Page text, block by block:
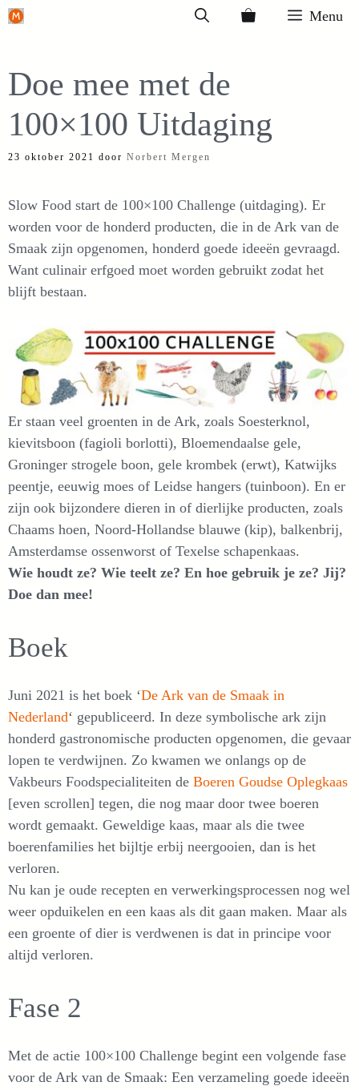
Ga
inhoud
Menu
Doe mee met de
100×100 Uitdaging
23 oktober 2021 door Norbert Mergen
Slow Food start de 100×100 Challenge (uitdaging). Er
worden voor de honderd producten, die in de Ark van de
Smaak zijn opgenomen, honderd goede ideeën gevraagd.
Want culinair erfgoed moet worden gebruikt zodat het
blijft bestaan.
Er staan veel groenten in de Ark, zoals Soesterknol,
kievitsboon (fagioli borlotti), Bloemendaalse gele,
Groninger strogele boon, gele krombek (erwt), Katwijks
peentje, eeuwig moes of Leidse hangers (tuinboon). En er
zijn ook bijzondere dieren in of dierlijke producten, zoals
Chaams hoen, Noord-Hollandse blauwe (kip), balkenbrij,
Amsterdamse ossenworst of Texelse schapenkaas.
Wie houdt ze? Wie teelt ze? En hoe gebruik je ze? Jij?
Doe dan mee!
Boek
Juni 2021 is het boek ‘De Ark van de Smaak in
Nederland‘ gepubliceerd. In deze symbolische ark zijn
honderd gastronomische producten opgenomen, die gevaar
lopen te verdwijnen. Zo kwamen we onlangs op de
Vakbeurs Foodspecialiteiten de Boeren Goudse Oplegkaas
[even scrollen] tegen, die nog maar door twee boeren
wordt gemaakt. Geweldige kaas, maar als die twee
boerenfamilies het bijltje erbij neergooien, dan is het
verloren.
Nu kan je oude recepten en verwerkingsprocessen nog wel
weer opduikelen en een kaas als dit gaan maken. Maar als
een groente of dier is verdwenen is dat in principe voor
altijd verloren.
Fase 2
Met de actie 100×100 Challenge begint een volgende fase
voor de Ark van de Smaak: Een verzameling goede ideeën